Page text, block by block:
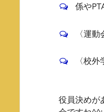
係や
〈運
〈校
役員決めが